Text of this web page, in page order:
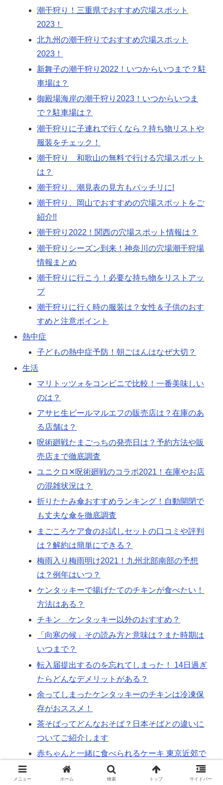
潮干狩り！三重県でおすすめ穴場スポット
2023！
北九州の潮干狩りでおすすめ穴場スポット
2023！
新舞子の潮干狩り2022！いつからいつまで？駐
車場は？
御殿場海岸の潮干狩り2023！いつからいつま
で？駐車場は？
潮干狩りに子連れで行くなら？持ち物リストや
服装をチェック！
潮干狩り 和歌山の無料で行ける穴場スポット
は？
潮干狩り、潮見表の見方もバッチリに!
潮干狩り、岡山でおすすめの穴場スポットをご
紹介!!
潮干狩り2022！関西の穴場スポット情報は？
潮干狩りシーズン到来！神奈川の穴場潮干狩場
情報まとめ
潮干狩りに行こう！必要な持ち物をリストアッ
プ
潮干狩りに行く時の服装は？女性＆子供のおす
すめと注意ポイント
熱中症
子どもの熱中症予防！朝ごはんはなぜ大切？
生活
マリトッツォをコンビニで比較！一番美味しい
のは？
アサヒ生ビールマルエフの販売店は？在庫のあ
る店舗は？
呪術廻戦たまごっちの発売日は？予約方法や販
売店まで徹底調査
ユニクロ✕呪術廻戦のコラボ2021！在庫やお店
の混雑状況は？
折りたたみ傘おすすめランキング！自動開閉で
も丈夫な傘を徹底調査
まごころケア食のお試しセットの口コミや評判
は？解約は簡単にできる？
梅雨入り梅雨明け2021！九州北部南部の予想
は？例年はいつ？
ケンタッキーで揚げたてのチキンが食べたい！
方法はある？
チキン ケンタッキー以外のおすすめ？
「向寒の候」その読み方と意味は？また時期は
いつまで？
転入届提出するのを忘れてしまった！ 14日過ぎ
たらどんなデメリットがある？
余ってしまったケンタッキーのチキンは冷凍保
存がおススメ！
茶そばってどんなおそば？日本そばとの違いに
ついてご紹介します
赤ちゃんと一緒に食べられるケーキ 東京近郊で
買えるショップ
ケーキの宅配 当日配達OKのお店【東京・大阪】
メニュー ホーム 検索 トップ サイドバー